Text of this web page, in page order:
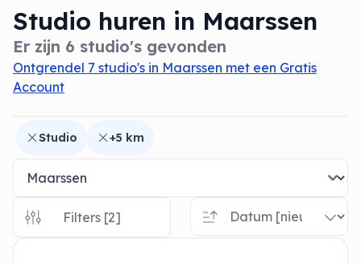
Studio huren in Maarssen
Er zijn 6 studio's gevonden
Ontgrendel 7 studio's in Maarssen met een Gratis
Account
Studio +5 km
Filters [2]